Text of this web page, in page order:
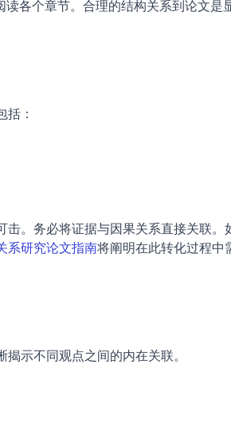
各个章节。合理的结构关系到论文是
：
击。务必将证据与因果关系直接关联。
系研究论文指南将阐明在此转化过程中
示不同观点之间的内在关联。